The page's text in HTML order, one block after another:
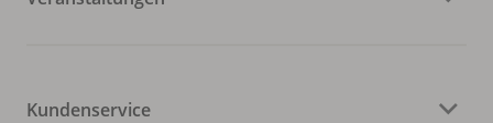
Kundenservice